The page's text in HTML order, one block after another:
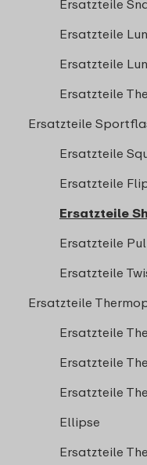
Ersatzteile
Ersatzteile
Ersatzteile
Ersatzteile
Ersatzteile
Ersatzteile
Ersatzteile
Ersatzteile
Ersatzteile
Ersatzteile
Ersatzteile
Ersatzteile
Ersatzteile
Ersatzteile
Ellipse
Ersatzteile